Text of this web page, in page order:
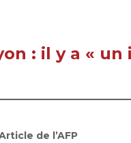
: il y a «
de l’AFP